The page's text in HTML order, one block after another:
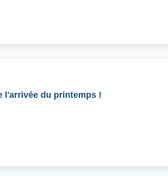
l'arrivée du printemps !